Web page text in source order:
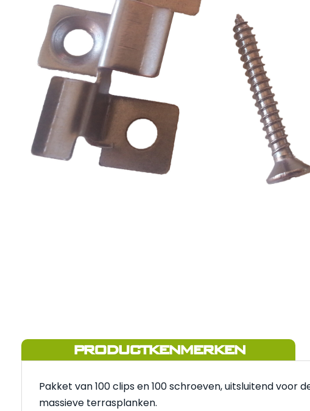
PRODUCTKENMERKEN
Pakket van 100 clips en 100 schroeven, uitsluitend voor
massieve terrasplanken.